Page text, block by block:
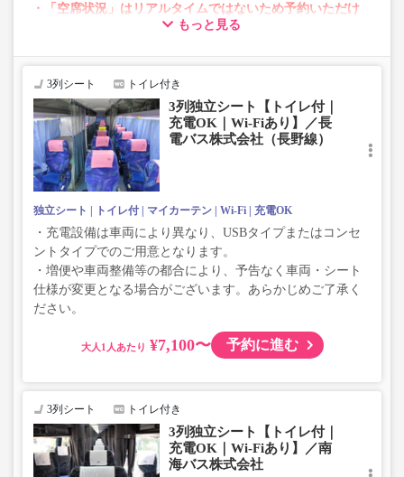
・「空席状況」はリアルタイムではないため予約いただけ
ない場合がございます。
する場合がございます。
・車両は予告なく変更となる場合がございます。これに伴
で、あらかじめご了承ください。
【ご注意下さい！スキー板、スノーボードは、お積み込み
出来ません。】
スキー板・スノーボード等大型荷物は、トランク及び車内
お荷物のサイズは、HPをご覧ください。ご理解・ご了承の
程お願い申し上げます。
もっと見る
3列シート トイレ付き
3列独立シート【トイレ付｜
充電OK｜Wi-Fiあり】／長
電バス株式会社（長野線）
独立シート トイレ付 マイカーテン Wi-Fi 充電OK
・充電設備は車両により異なり、USBタイプまたはコンセ
ントタイプでのご用意となります。
・増便や車両整備等の都合により、予告なく車両・シート
仕様が変更となる場合がございます。あらかじめご了承く
ださい。
大人 ¥7,100〜 予約に進む
3列シート トイレ付き
3列独立シート【トイレ付｜
充電OK｜Wi-Fiあり】／南
海バス株式会社